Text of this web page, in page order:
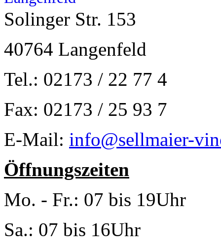
Solinger Str. 153
40764 Langenfeld
Tel.: 02173 / 22 77 4
Fax: 02173 / 25 93 7
E-Mail: info@sellmaier-
Öffnungszeiten
Mo. - Fr.: 07 bis 19Uhr
Sa.: 07 bis 16Uhr